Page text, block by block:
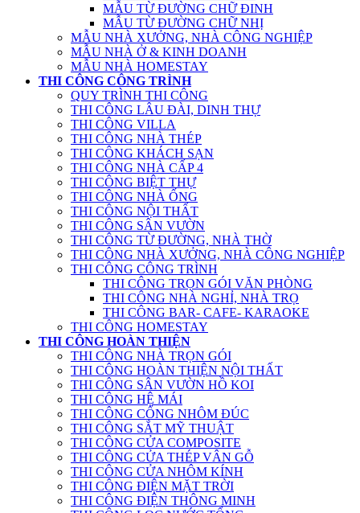
MẪU TỪ ĐƯỜNG CHỮ ĐINH
MẪU TỪ ĐƯỜNG CHỮ NHỊ
MẪU NHÀ XƯỞNG, NHÀ CÔNG NGHIỆP
MẪU NHÀ Ở & KINH DOANH
MẪU NHÀ HOMESTAY
THI CÔNG CÔNG TRÌNH
QUY TRÌNH THI CÔNG
THI CÔNG LÂU ĐÀI, DINH THỰ
THI CÔNG VILLA
THI CÔNG NHÀ THÉP
THI CÔNG KHÁCH SẠN
THI CÔNG NHÀ CẤP 4
THI CÔNG BIỆT THỰ
THI CÔNG NHÀ ỐNG
THI CÔNG NỘI THẤT
THI CÔNG SÂN VƯỜN
THI CÔNG TỪ ĐƯỜNG, NHÀ THỜ
THI CÔNG NHÀ XƯỞNG, NHÀ CÔNG NGHIỆP
THI CÔNG CÔNG TRÌNH
THI CÔNG TRỌN GÓI VĂN PHÒNG
THI CÔNG NHÀ NGHỈ, NHÀ TRỌ
THI CÔNG BAR- CAFE- KARAOKE
THI CÔNG HOMESTAY
THI CÔNG HOÀN THIỆN
THI CÔNG NHÀ TRỌN GÓI
THI CÔNG HOÀN THIỆN NỘI THẤT
THI CÔNG SÂN VƯỜN HỒ KOI
THI CÔNG HỆ MÁI
THI CÔNG CỔNG NHÔM ĐÚC
THI CÔNG SẮT MỸ THUẬT
THI CÔNG CỬA COMPOSITE
THI CÔNG CỬA THÉP VÂN GỖ
THI CÔNG CỬA NHÔM KÍNH
THI CÔNG ĐIỆN MẶT TRỜI
THI CÔNG ĐIỆN THÔNG MINH